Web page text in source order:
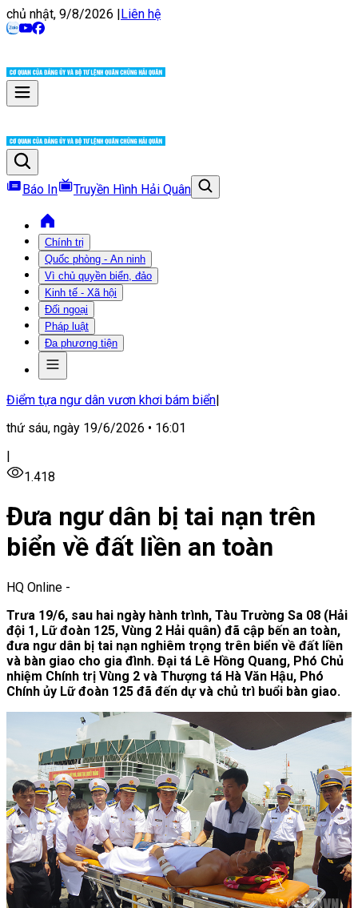
chủ nhật, 9/8/2026 |Liên hệ
Báo In Truyền Hình Hải Quân
Chính trị
Quốc phòng - An ninh
Vì chủ quyền biển, đảo
Kinh tế - Xã hội
Đối ngoại
Pháp luật
Đa phương tiện
Điểm tựa ngư dân vươn khơi bám biển|
thứ sáu, ngày 19/6/2026 • 16:01
|
1.418
Đưa ngư dân bị tai nạn trên
biển về đất liền an toàn
HQ Online -
Trưa 19/6, sau hai ngày hành trình, Tàu Trường Sa 08 (Hải
đội 1, Lữ đoàn 125, Vùng 2 Hải quân) đã cập bến an toàn,
đưa ngư dân bị tai nạn nghiêm trọng trên biển về đất liền
và bàn giao cho gia đình. Đại tá Lê Hồng Quang, Phó Chủ
nhiệm Chính trị Vùng 2 và Thượng tá Hà Văn Hậu, Phó
Chính ủy Lữ đoàn 125 đã đến dự và chủ trì buổi bàn giao.